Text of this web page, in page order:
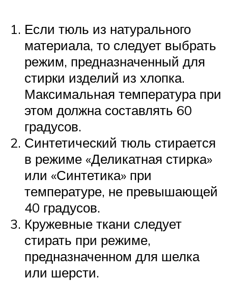
Если тюль из натурального
материала, то следует выбрать
режим, предназначенный для
стирки изделий из хлопка.
Максимальная температура при
этом должна составлять 60
градусов.
Синтетический тюль стирается
в режиме «Деликатная стирка»
или «Синтетика» при
температуре, не превышающей
40 градусов.
Кружевные ткани следует
стирать при режиме,
предназначенном для шелка
или шерсти.